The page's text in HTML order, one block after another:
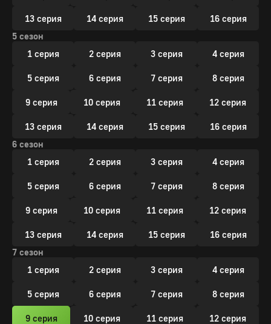
13 серия 14 серия 15 серия
16 серия
5 сезон
1 серия
2 серия 3 серия 4 серия
5 серия 6 серия 7 серия 8 серия
9 серия 10 серия 11 серия 12 серия
13 серия 14 серия 15 серия
16 серия
6 сезон
1 серия
2 серия 3 серия 4 серия
5 серия 6 серия 7 серия 8 серия
9 серия 10 серия 11 серия 12 серия
13 серия 14 серия 15 серия
16 серия
7 сезон
1 серия
2 серия 3 серия 4 серия
5 серия 6 серия 7 серия 8 серия
9 серия 10 серия 11 серия 12 серия